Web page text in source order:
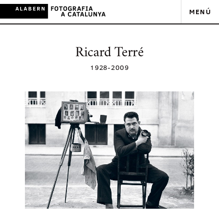
MENÚ
Ricard Terré
1928-2009